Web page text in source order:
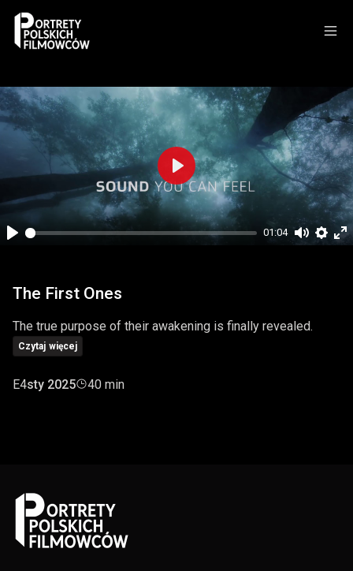
01:04
Play
The First Ones
The true purpose of their awakening is finally revealed.
Czytaj więcej
E4sty 2025 40 min